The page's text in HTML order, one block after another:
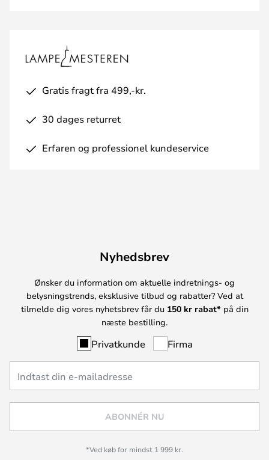
Gratis fragt fra 499,-kr.
30 dages returret
Erfaren og professionel kundeservice
Nyhedsbrev
Ønsker du information om aktuelle indretnings- og
belysningstrends, eksklusive tilbud og rabatter? Ved at
tilmelde dig vores nyhetsbrev får du 150 kr rabat* på din
næste bestilling.
Privatkunde Firma
ABONNÉR NU
*Ved køb for mindst 1 999 kr.